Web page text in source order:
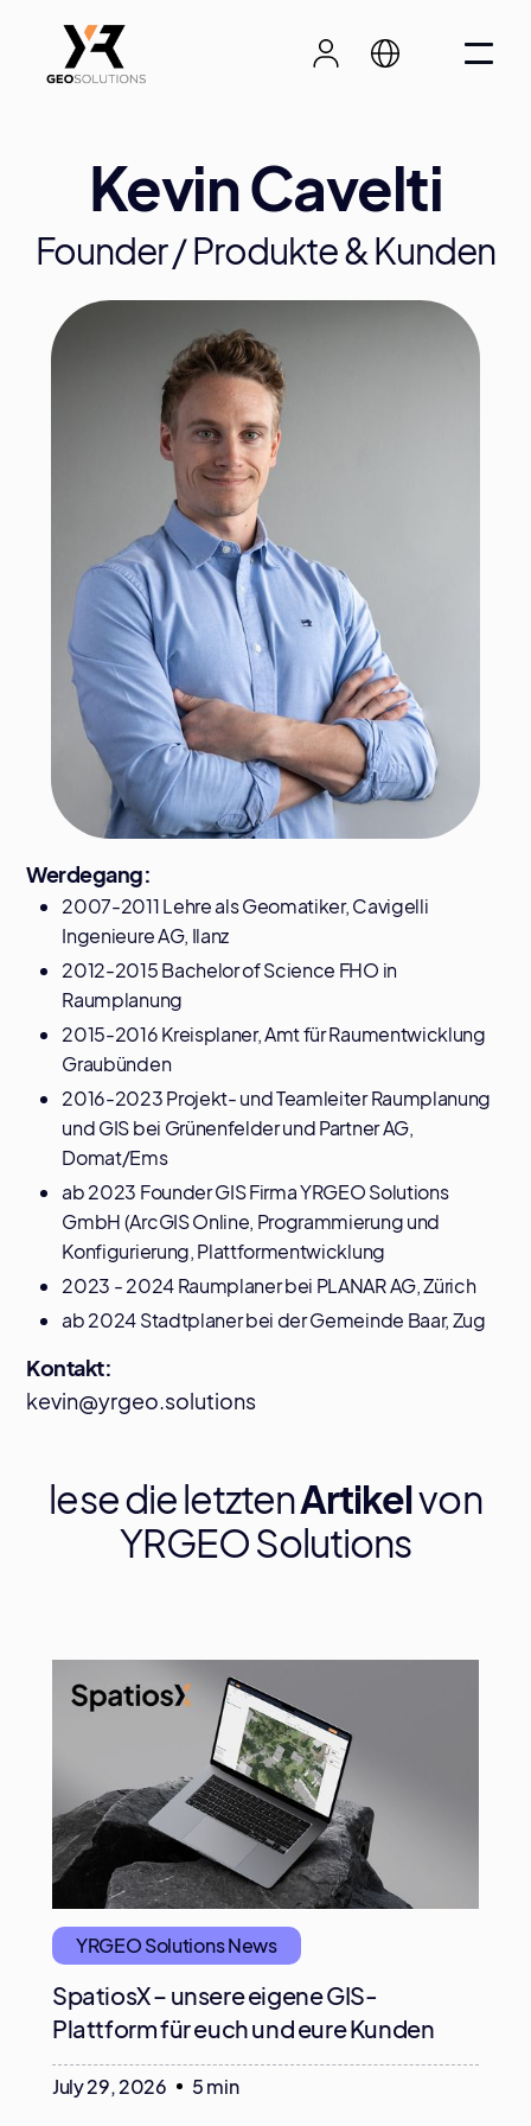
Kevin Cavelti
Founder / Produkte & Kunden
Werdegang:
2007-2011 Lehre als Geomatiker, Cavigelli
Ingenieure AG, Ilanz
2012-2015 Bachelor of Science FHO in
Raumplanung
2015-2016 Kreisplaner, Amt für Raumentwicklung
Graubünden
2016-2023 Projekt- und Teamleiter Raumplanung
und GIS bei Grünenfelder und Partner AG,
Domat/Ems
ab 2023 Founder GIS Firma YRGEO Solutions
GmbH (ArcGIS Online, Programmierung und
Konfigurierung, Plattformentwicklung
2023 - 2024 Raumplaner bei PLANAR AG, Zürich
ab 2024 Stadtplaner bei der Gemeinde Baar, Zug
Kontakt:
kevin@yrgeo.solutions
lese die letztenArtikelvon
YRGEO Solutions
YRGEO Solutions News
SpatiosX – unsere eigene GIS-
Plattform für euch und eure Kunden
July 29, 2026 5 min